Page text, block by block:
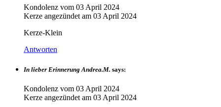
Kondolenz vom 03 April 2024
Kerze angezündet am 03 April 2024
Kerze-Klein
Antworten
In lieber Erinnerung Andrea.M. says:
Kondolenz vom 03 April 2024
Kerze angezündet am 03 April 2024